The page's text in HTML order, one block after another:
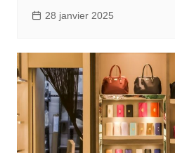
28 janvier 2025